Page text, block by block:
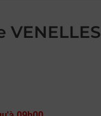
VENELLES